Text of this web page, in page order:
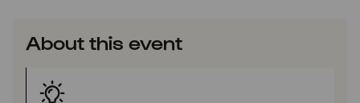
About this event